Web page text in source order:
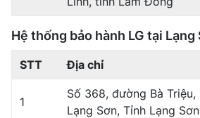
Hệ thống bảo hành LG tại Lạng
STT Địa chỉ
1
Số 368, đường Bà Triệu,
Lạng Sơn, Tỉnh Lạng Sơn